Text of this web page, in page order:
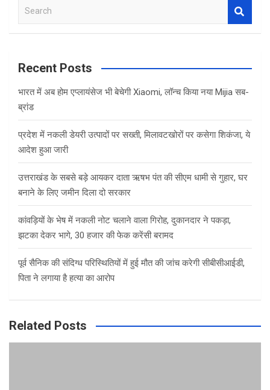
a
c
Recent Posts
भारत में अब होम एप्लायंसेज भी बेचेगी Xiaomi, लॉन्च किया नया Mijia सब-
ब्रांड
प्रदेश में नकली डेयरी उत्पादों पर सख्ती, मिलावटखोरों पर कसेगा शिकंजा, ये
आदेश हुआ जारी
उत्तराखंड के सबसे बड़े आयकर दाता ऋषभ पंत की सीएम धामी से गुहार, घर
बनाने के लिए जमीन दिला दो सरकार
कांवड़ियों के भेष में नकली नोट चलाने वाला गिरोह, दुकानदार ने पकड़ा,
झटका देकर भागे, 30 हजार की फेक करेंसी बरामद
पूर्व सैनिक की संदिग्ध परिस्थितियों में हुई मौत की जांच करेगी सीबीसीआईडी,
पिता ने लगाया है हत्या का आरोप
Related Posts